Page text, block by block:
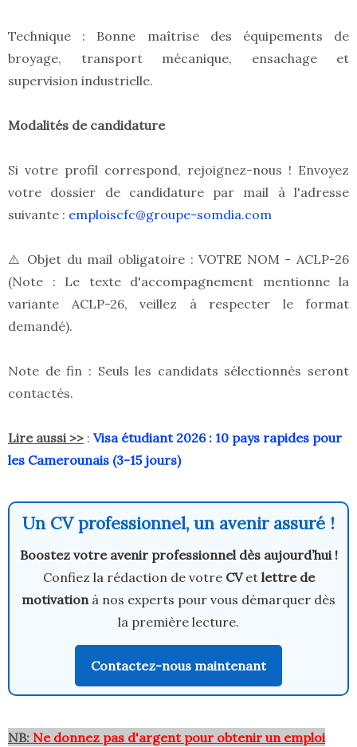
Technique : Bonne maîtrise des équipements de
broyage, transport mécanique, ensachage et
supervision industrielle.
Modalités de candidature
Si votre profil correspond, rejoignez-nous ! Envoyez
votre dossier de candidature par mail à l'adresse
suivante : emploiscfc@groupe-somdia.com
⚠️ Objet du mail obligatoire : VOTRE NOM - ACLP-26
(Note : Le texte d'accompagnement mentionne la
variante ACLP-26, veillez à respecter le format
demandé).
Note de fin : Seuls les candidats sélectionnés seront
contactés.
Lire aussi >> : Visa étudiant 2026 : 10 pays rapides pour
les Camerounais (3-15 jours)
Un CV professionnel, un avenir assuré !
Boostez votre avenir professionnel dès aujourd’hui !
Confiez la rédaction de votre CVet lettre de
motivationà nos experts pour vous démarquer dès
la première lecture.
Contactez-nous maintenant
NB: Ne donnez pas d'argent pour obtenir un emploi